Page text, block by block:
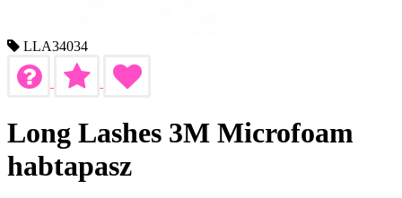
LLA34034
Long Lashes 3M Microfoam
habtapasz